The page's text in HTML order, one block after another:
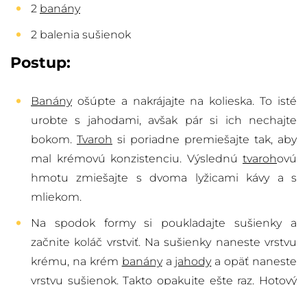
2 banány
2 balenia sušienok
Postup:
Banányošúpte a nakrájajte na kolieska. To isté
urobte s jahodami, avšak pár si ich nechajte
bokom. Tvaroh si poriadne premiešajte tak, aby
mal krémovú konzistenciu. Výslednú tvarohovú
hmotu zmiešajte s dvoma lyžicami kávy a s
mliekom.
Na spodok formy si poukladajte sušienky a
začnite koláč vrstviť. Na sušienky naneste vrstvu
krému, na krém banánya jahodya opäť naneste
vrstvu sušienok. Takto opakujte ešte raz. Hotový